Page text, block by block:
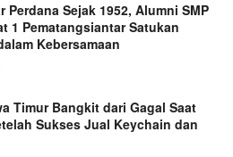
Perdana Sejak 1952, Alumni SMP
1 Pematangsiantar Satukan
Kebersamaan
Timur Bangkit dari Gagal Saat
Sukses Jual Keychain dan